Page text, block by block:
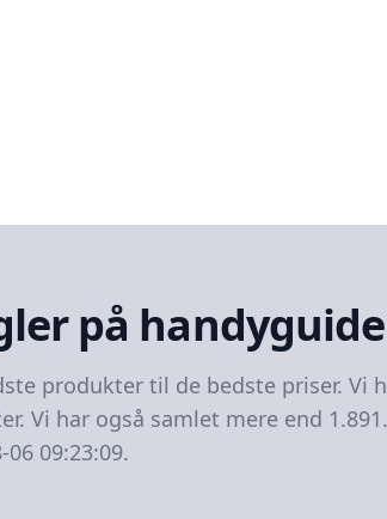
på
produkter til de bedste priser. Vi
Vi har også samlet mere end
09:23:09.